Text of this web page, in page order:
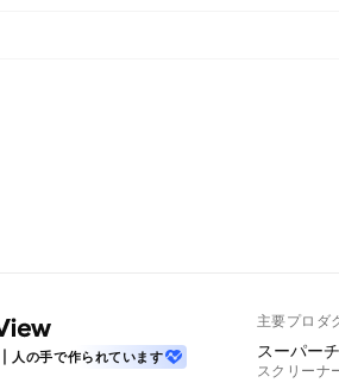
人の手で作られています
主要プロダ
スーパー
スクリーナ